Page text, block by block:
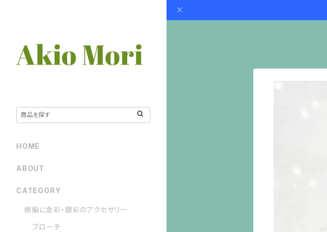
HOME
ABOUT
CATEGORY
樹脂に金彩・銀彩のアクセサリー
ブローチ